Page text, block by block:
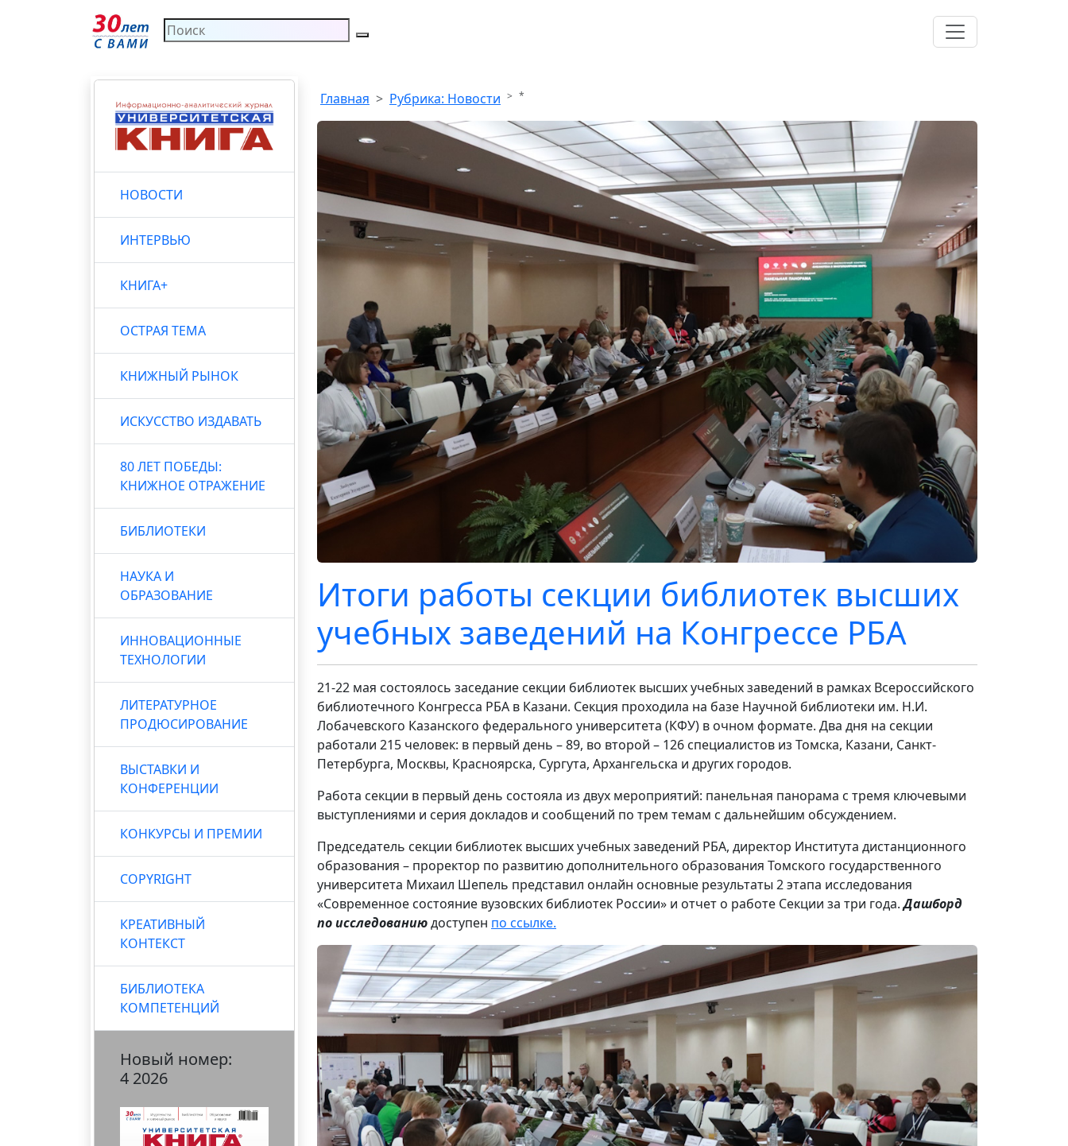
НОВОСТИ
ИНТЕРВЬЮ
КНИГА+
ОСТРАЯ ТЕМА
КНИЖНЫЙ РЫНОК
ИСКУССТВО ИЗДАВАТЬ
80 ЛЕТ ПОБЕДЫ:
КНИЖНОЕ ОТРАЖЕНИЕ
БИБЛИОТЕКИ
НАУКА И
ОБРАЗОВАНИЕ
ИННОВАЦИОННЫЕ
ТЕХНОЛОГИИ
ЛИТЕРАТУРНОЕ
ПРОДЮСИРОВАНИЕ
ВЫСТАВКИ И
КОНФЕРЕНЦИИ
КОНКУРСЫ И ПРЕМИИ
COPYRIGHT
КРЕАТИВНЫЙ
КОНТЕКСТ
БИБЛИОТЕКА
КОМПЕТЕНЦИЙ
Новый номер:
4 2026
Главная Рубрика: Новости *
Итоги работы секции библиотек высших
учебных заведений на Конгрессе РБА
21-22 мая состоялось заседание секции библиотек высших учебных заведений в рамках Всероссийского
библиотечного Конгресса РБА в Казани. Секция проходила на базе Научной библиотеки им. Н.И.
Лобачевского Казанского федерального университета (КФУ) в очном формате. Два дня на секции
работали 215 человек: в первый день – 89, во второй – 126 специалистов из Томска, Казани, Санкт-
Петербурга, Москвы, Красноярска, Сургута, Архангельска и других городов.
Работа секции в первый день состояла из двух мероприятий: панельная панорама с тремя ключевыми
выступлениями и серия докладов и сообщений по трем темам с дальнейшим обсуждением.
Председатель секции библиотек высших учебных заведений РБА, директор Института дистанционного
образования – проректор по развитию дополнительного образования Томского государственного
университета Михаил Шепель представил онлайн основные результаты 2 этапа исследования
«Современное состояние вузовских библиотек России» и отчет о работе Секции за три года.Дашборд
по исследованиюдоступен по ссылке.